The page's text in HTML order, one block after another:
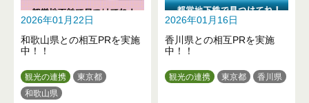
2026年01月22日
和歌山県との相互PRを実施
中！！
観光の連携
東京都
和歌山県
2026年01月16日
香川県との相互PRを実施
中！！
観光の連携 東京都 香川県